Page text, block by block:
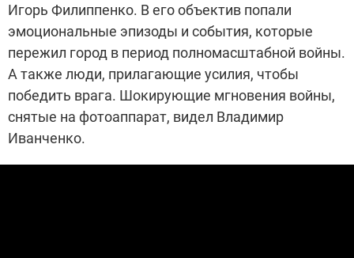
Игорь Филиппенко. В его объектив попали
эмоциональные эпизоды и события, которые
пережил город в период полномасштабной войны.
А также люди, прилагающие усилия, чтобы
победить врага. Шокирующие мгновения войны,
снятые на фотоаппарат, видел Владимир
Иванченко.